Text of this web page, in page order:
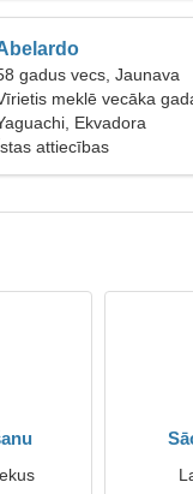
gadus vecs, Jaunava
meklē vecāka
Ekvadora
attiecības